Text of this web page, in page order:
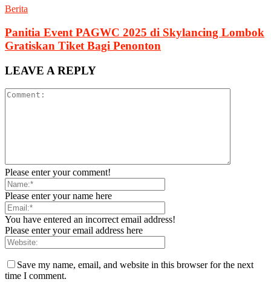
Berita
Panitia Event PAGWC 2025 di Skylancing Lombok
Gratiskan Tiket Bagi Penonton
LEAVE A REPLY
Please enter your comment!
Please enter your name here
You have entered an incorrect email address!
Please enter your email address here
Save my name, email, and website in this browser for the next
time I comment.